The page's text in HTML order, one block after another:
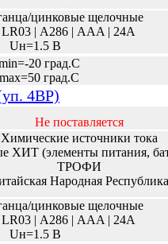
цинковые щелочные
| А286 | AAA | 24A
Uн=1.5 В
20 град.С
град.С
4BP)
Не поставляется
Химические источники тока
ХИТ (элементы питания,
ТРОФИ
Народная Республика
цинковые щелочные
| А286 | AAA | 24A
Uн=1.5 В